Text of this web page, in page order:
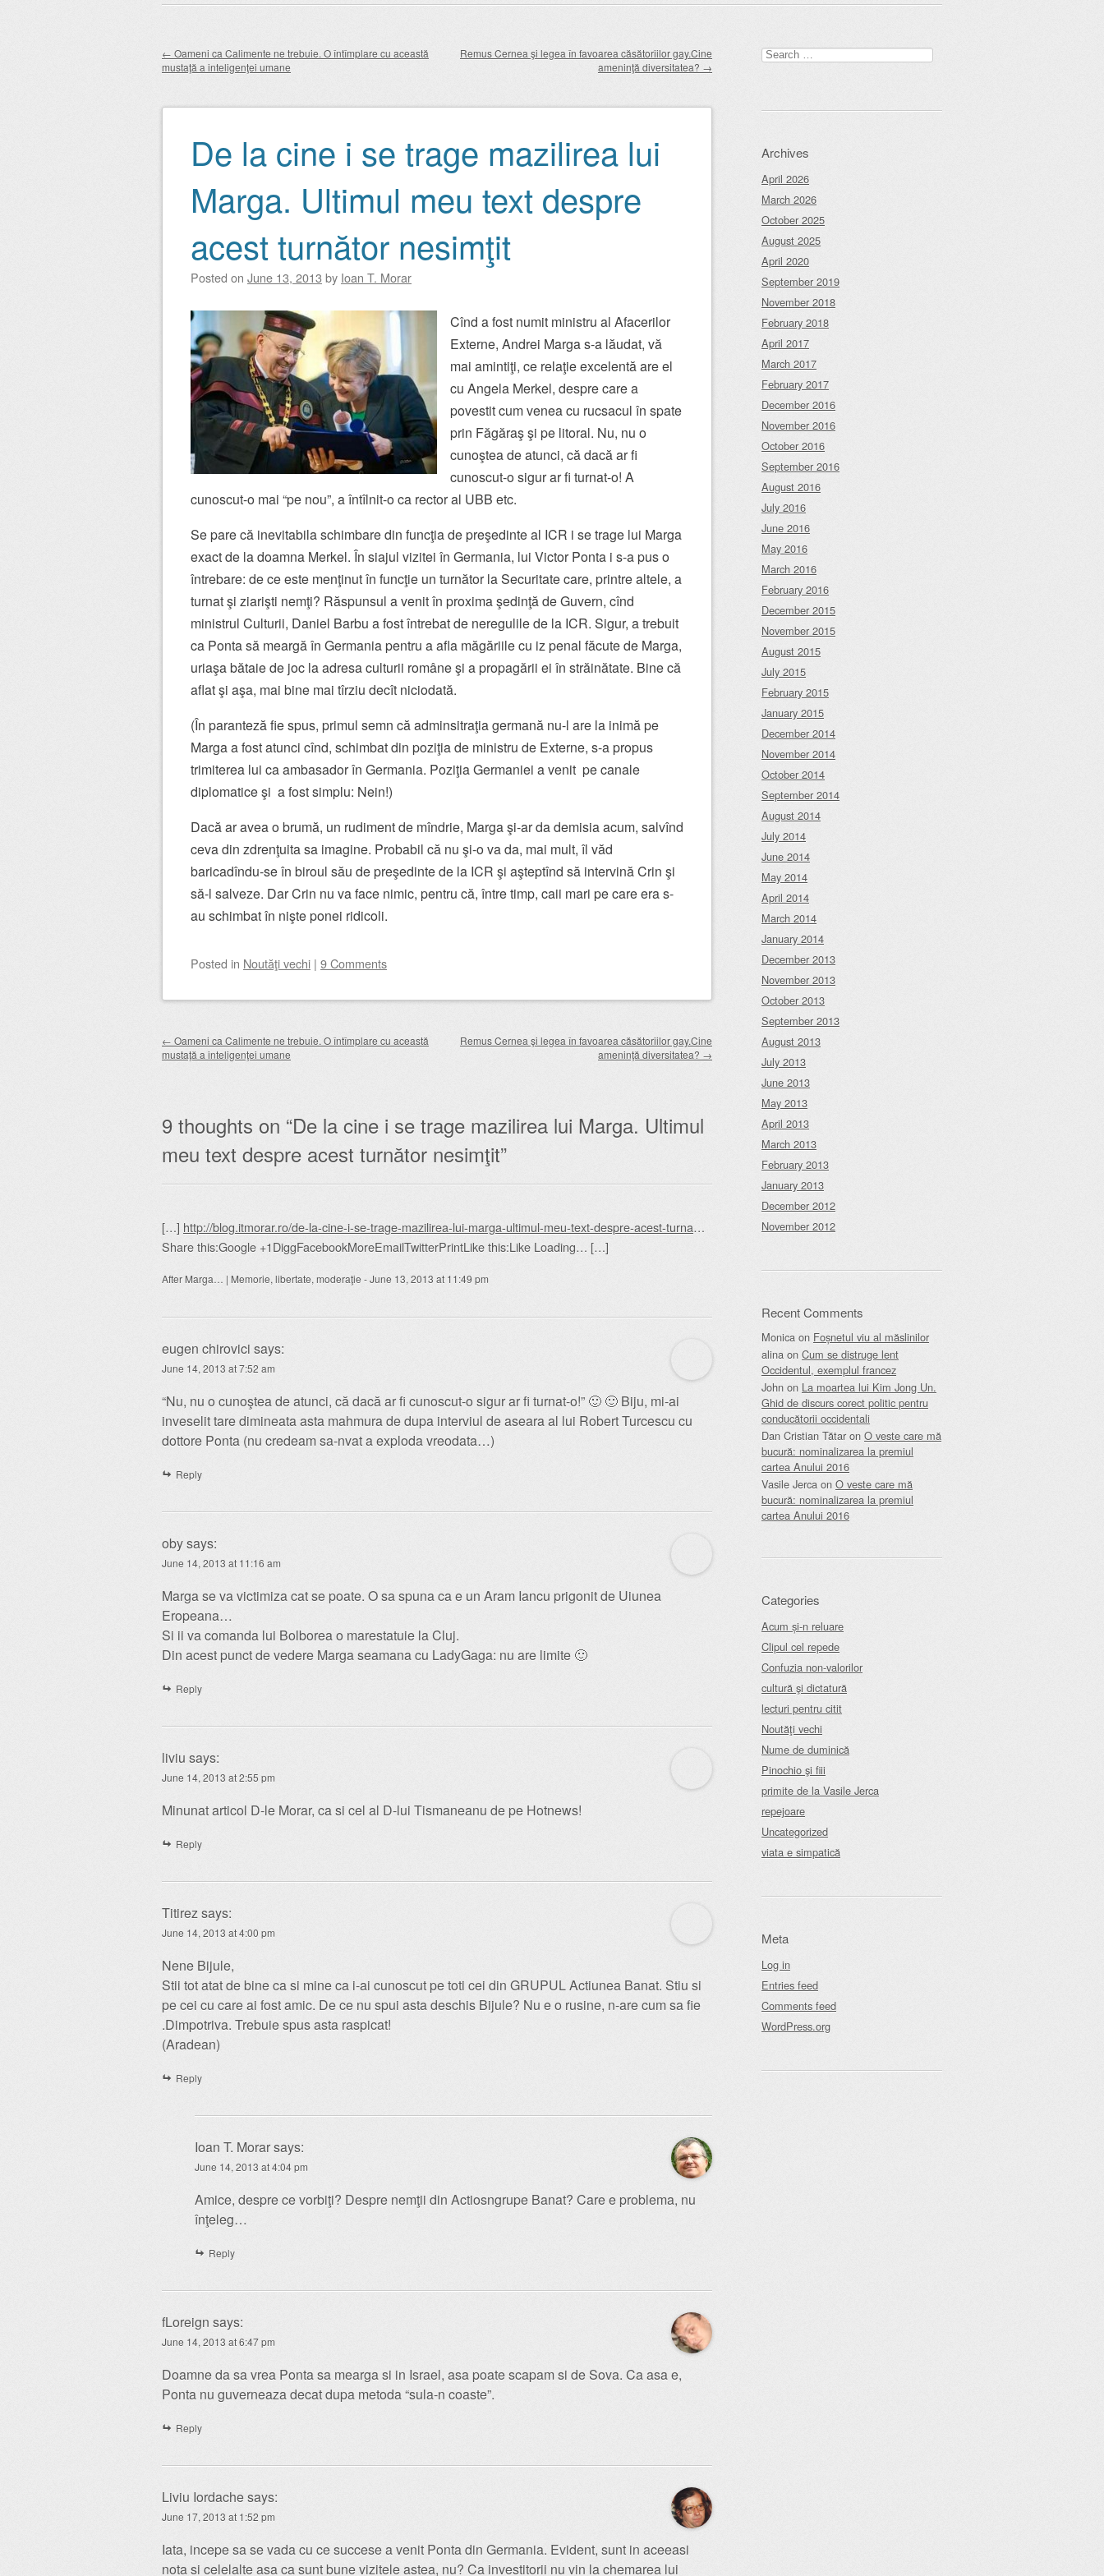
← Oameni ca Calimente ne trebuie. O întîmplare cu această
mustaţă a inteligenţei umane
Remus Cernea şi legea în favoarea căsătoriilor gay.Cine
ameninţă diversitatea? →
De la cine i se trage mazilirea lui
Marga. Ultimul meu text despre
acest turnător nesimţit
Posted on June 13, 2013 by Ioan T. Morar
Cînd a fost numit ministru al Afacerilor
Externe, Andrei Marga s-a lăudat, vă
mai amintiţi, ce relaţie excelentă are el
cu Angela Merkel, despre care a
povestit cum venea cu rucsacul în spate
prin Făgăraş şi pe litoral. Nu, nu o
cunoştea de atunci, că dacă ar fi
cunoscut-o sigur ar fi turnat-o! A
cunoscut-o mai “pe nou”, a întîlnit-o ca rector al UBB etc.
Se pare că inevitabila schimbare din funcţia de preşedinte al ICR i se trage lui Marga
exact de la doamna Merkel. În siajul vizitei în Germania, lui Victor Ponta i s-a pus o
întrebare: de ce este menţinut în funcţie un turnător la Securitate care, printre altele, a
turnat şi ziarişti nemţi? Răspunsul a venit în proxima şedinţă de Guvern, cînd
ministrul Culturii, Daniel Barbu a fost întrebat de neregulile de la ICR. Sigur, a trebuit
ca Ponta să meargă în Germania pentru a afla măgăriile cu iz penal făcute de Marga,
uriaşa bătaie de joc la adresa culturii române şi a propagării ei în străinătate. Bine că
aflat şi aşa, mai bine mai tîrziu decît niciodată.
(În paranteză fie spus, primul semn că adminsitraţia germană nu-l are la inimă pe
Marga a fost atunci cînd, schimbat din poziţia de ministru de Externe, s-a propus
trimiterea lui ca ambasador în Germania. Poziţia Germaniei a venit pe canale
diplomatice şi a fost simplu: Nein!)
Dacă ar avea o brumă, un rudiment de mîndrie, Marga şi-ar da demisia acum, salvînd
ceva din zdrenţuita sa imagine. Probabil că nu şi-o va da, mai mult, îl văd
baricadîndu-se în biroul său de preşedinte de la ICR şi aşteptînd să intervină Crin şi
să-l salveze. Dar Crin nu va face nimic, pentru că, între timp, caii mari pe care era s-
au schimbat în nişte ponei ridicoli.
Posted in Noutăţi vechi | 9 Comments
Post navigation
← Oameni ca Calimente ne trebuie. O întîmplare cu această
mustaţă a inteligenţei umane
Remus Cernea şi legea în favoarea căsătoriilor gay.Cine
ameninţă diversitatea? →
9 thoughts on “De la cine i se trage mazilirea lui Marga. Ultimul
meu text despre acest turnător nesimţit”
[…] http://blog.itmorar.ro/de-la-cine-i-se-trage-mazilirea-lui-marga-ultimul-meu-text-despre-acest-turna…
Share this:Google +1DiggFacebookMoreEmailTwitterPrintLike this:Like Loading… […]
After Marga… | Memorie, libertate, moderaţie -June 13, 2013 at 11:49 pm
eugen chirovici says:
June 14, 2013 at 7:52 am
“Nu, nu o cunoştea de atunci, că dacă ar fi cunoscut-o sigur ar fi turnat-o!” 🙂 🙂 Biju, mi-ai
inveselit tare dimineata asta mahmura de dupa interviul de aseara al lui Robert Turcescu cu
dottore Ponta (nu credeam sa-nvat a exploda vreodata…)
Reply
obysays:
June 14, 2013 at 11:16 am
Marga se va victimiza cat se poate. O sa spuna ca e un Aram Iancu prigonit de Uiunea
Eropeana…
Si ii va comanda lui Bolborea o marestatuie la Cluj.
Din acest punct de vedere Marga seamana cu LadyGaga: nu are limite 🙂
Reply
liviu says:
June 14, 2013 at 2:55 pm
Minunat articol D-le Morar, ca si cel al D-lui Tismaneanu de pe Hotnews!
Reply
Titirez says:
June 14, 2013 at 4:00 pm
Nene Bijule,
Stii tot atat de bine ca si mine ca i-ai cunoscut pe toti cei din GRUPUL Actiunea Banat. Stiu si
pe cei cu care ai fost amic. De ce nu spui asta deschis Bijule? Nu e o rusine, n-are cum sa fie
.Dimpotriva. Trebuie spus asta raspicat!
(Aradean)
Reply
Ioan T. Morarsays:
June 14, 2013 at 4:04 pm
Amice, despre ce vorbiţi? Despre nemţii din Actiosngrupe Banat? Care e problema, nu
înţeleg…
Reply
fLoreign says:
June 14, 2013 at 6:47 pm
Doamne da sa vrea Ponta sa mearga si in Israel, asa poate scapam si de Sova. Ca asa e,
Ponta nu guverneaza decat dupa metoda “sula-n coaste”.
Reply
Liviu Iordachesays:
June 17, 2013 at 1:52 pm
Iata, incepe sa se vada cu ce succese a venit Ponta din Germania. Evident, sunt in aceeasi
nota si celelalte asa ca sunt bune vizitele astea, nu? Ca investitorii nu vin la chemarea lui
Search
for:
Archives
April 2026
March 2026
October 2025
August 2025
April 2020
September 2019
November 2018
February 2018
April 2017
March 2017
February 2017
December 2016
November 2016
October 2016
September 2016
August 2016
July 2016
June 2016
May 2016
March 2016
February 2016
December 2015
November 2015
August 2015
July 2015
February 2015
January 2015
December 2014
November 2014
October 2014
September 2014
August 2014
July 2014
June 2014
May 2014
April 2014
March 2014
January 2014
December 2013
November 2013
October 2013
September 2013
August 2013
July 2013
June 2013
May 2013
April 2013
March 2013
February 2013
January 2013
December 2012
November 2012
Recent Comments
Monica on Foșnetul viu al măslinilor
alina on Cum se distruge lent
Occidentul, exemplul francez
John on La moartea lui Kim Jong Un.
Ghid de discurs corect politic pentru
conducătorii occidentali
Dan Cristian Tătar on O veste care mă
bucură: nominalizarea la premiul
cartea Anului 2016
Vasile Jerca on O veste care mă
bucură: nominalizarea la premiul
cartea Anului 2016
Categories
Acum și-n reluare
Clipul cel repede
Confuzia non-valorilor
cultură şi dictatură
lecturi pentru citit
Noutăţi vechi
Nume de duminică
Pinochio şi fiii
primite de la Vasile Jerca
repejoare
Uncategorized
viata e simpatică
Meta
Log in
Entries feed
Comments feed
WordPress.org